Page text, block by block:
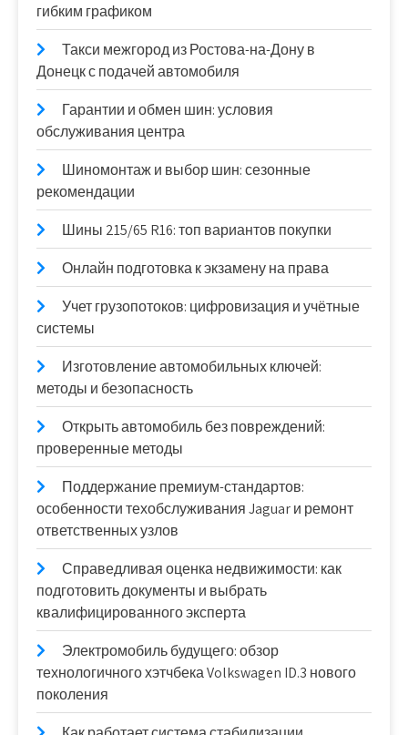
гибким графиком
Такси межгород из Ростова-на-Дону в
Донецк с подачей автомобиля
Гарантии и обмен шин: условия
обслуживания центра
Шиномонтаж и выбор шин: сезонные
рекомендации
Шины 215/65 R16: топ вариантов покупки
Онлайн подготовка к экзамену на права
Учет грузопотоков: цифровизация и учётные
системы
Изготовление автомобильных ключей:
методы и безопасность
Открыть автомобиль без повреждений:
проверенные методы
Поддержание премиум-стандартов:
особенности техобслуживания Jaguar и ремонт
ответственных узлов
Справедливая оценка недвижимости: как
подготовить документы и выбрать
квалифицированного эксперта
Электромобиль будущего: обзор
технологичного хэтчбека Volkswagen ID.3 нового
поколения